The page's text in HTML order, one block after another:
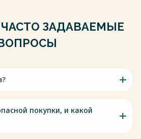
ЗАДАВАЕМЫЕ
покупки, и какой